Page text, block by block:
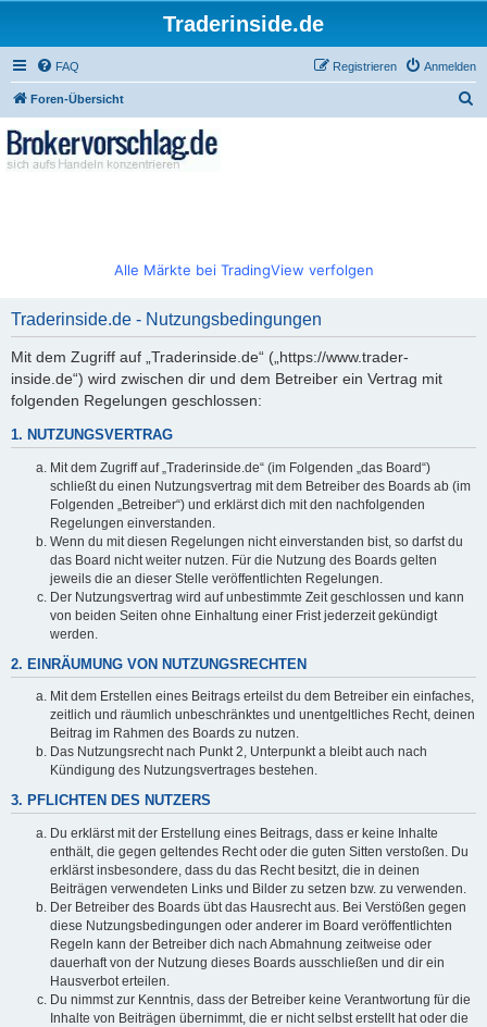
Traderinside.de
FAQ Anmelden
Registrieren
Foren-Übersicht
Alle Märkte bei TradingView verfolgen
Traderinside.de - Nutzungsbedingungen
Mit dem Zugriff auf „Traderinside.de“ („https://www.trader-
inside.de“) wird zwischen dir und dem Betreiber ein Vertrag mit
folgenden Regelungen geschlossen:
1. NUTZUNGSVERTRAG
Mit dem Zugriff auf „Traderinside.de“ (im Folgenden „das Board“)
schließt du einen Nutzungsvertrag mit dem Betreiber des Boards ab (im
Folgenden „Betreiber“) und erklärst dich mit den nachfolgenden
Regelungen einverstanden.
Wenn du mit diesen Regelungen nicht einverstanden bist, so darfst du
das Board nicht weiter nutzen. Für die Nutzung des Boards gelten
jeweils die an dieser Stelle veröffentlichten Regelungen.
Der Nutzungsvertrag wird auf unbestimmte Zeit geschlossen und kann
von beiden Seiten ohne Einhaltung einer Frist jederzeit gekündigt
werden.
2. EINRÄUMUNG VON NUTZUNGSRECHTEN
Mit dem Erstellen eines Beitrags erteilst du dem Betreiber ein einfaches,
zeitlich und räumlich unbeschränktes und unentgeltliches Recht, deinen
Beitrag im Rahmen des Boards zu nutzen.
Das Nutzungsrecht nach Punkt 2, Unterpunkt a bleibt auch nach
Kündigung des Nutzungsvertrages bestehen.
3. PFLICHTEN DES NUTZERS
Du erklärst mit der Erstellung eines Beitrags, dass er keine Inhalte
enthält, die gegen geltendes Recht oder die guten Sitten verstoßen. Du
erklärst insbesondere, dass du das Recht besitzt, die in deinen
Beiträgen verwendeten Links und Bilder zu setzen bzw. zu verwenden.
Der Betreiber des Boards übt das Hausrecht aus. Bei Verstößen gegen
diese Nutzungsbedingungen oder anderer im Board veröffentlichten
Regeln kann der Betreiber dich nach Abmahnung zeitweise oder
dauerhaft von der Nutzung dieses Boards ausschließen und dir ein
Hausverbot erteilen.
Du nimmst zur Kenntnis, dass der Betreiber keine Verantwortung für die
Inhalte von Beiträgen übernimmt, die er nicht selbst erstellt hat oder die